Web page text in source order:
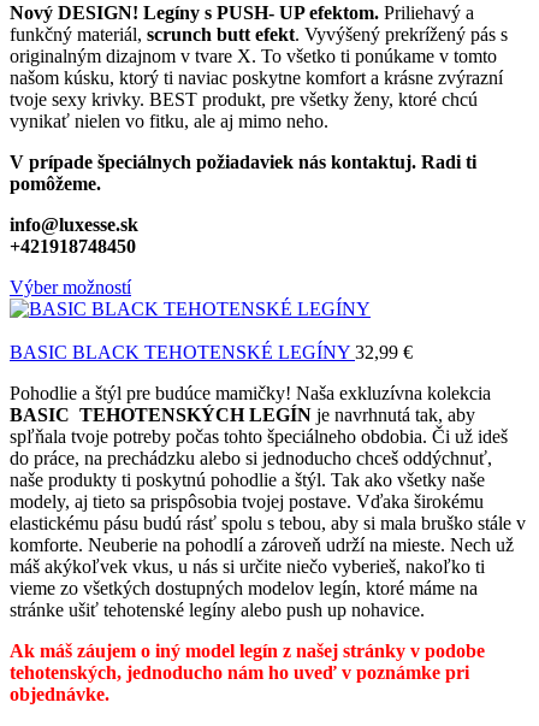
Nový DESIGN! Legíny s PUSH- UP efektom. Priliehavý a
funkčný materiál, scrunch butt efekt. Vyvýšený prekrížený pás s
originalným dizajnom v tvare X. To všetko ti ponúkame v tomto
našom kúsku, ktorý ti naviac poskytne komfort a krásne zvýrazní
tvoje sexy krivky. BEST produkt, pre všetky ženy, ktoré chcú
vynikať nielen vo fitku, ale aj mimo neho.
V prípade špeciálnych požiadaviek nás kontaktuj. Radi ti
pomôžeme.
info@luxesse.sk
+421918748450
Výber možností
BASIC BLACK TEHOTENSKÉ LEGÍNY 32,99 €
Pohodlie a štýl pre budúce mamičky! Naša exkluzívna kolekcia
BASIC TEHOTENSKÝCH LEGÍN je navrhnutá tak, aby
spľňala tvoje potreby počas tohto špeciálneho obdobia. Či už ideš
do práce, na prechádzku alebo si jednoducho chceš oddýchnuť,
naše produkty ti poskytnú pohodlie a štýl. Tak ako všetky naše
modely, aj tieto sa prispôsobia tvojej postave. Vďaka širokému
elastickému pásu budú rásť spolu s tebou, aby si mala bruško stále v
komforte. Neuberie na pohodlí a zároveň udrží na mieste. Nech už
máš akýkoľvek vkus, u nás si určite niečo vyberieš, nakoľko ti
vieme zo všetkých dostupných modelov legín, ktoré máme na
stránke ušiť tehotenské legíny alebo push up nohavice.
Ak máš záujem o iný model legín z našej stránky v podobe
tehotenských, jednoducho nám ho uveď v poznámke pri
objednávke.